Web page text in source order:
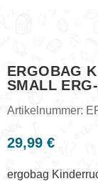
ERGOBAG
SMALL
Artikelnummer:
Normaler
29,99 €
ergobag